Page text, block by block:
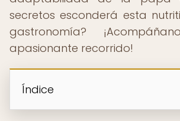
secretos esconderá esta
gastronomía?
apasionante recorrido!
Índice